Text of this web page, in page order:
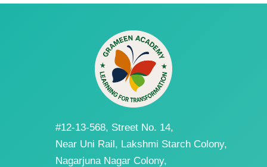
#12-13-568, Street No. 14,
Near Uni Rail, Lakshmi Starch Colony,
Nagarjuna Nagar Colony,